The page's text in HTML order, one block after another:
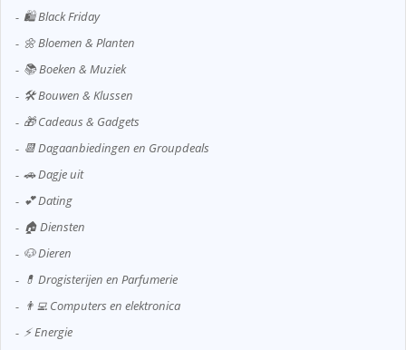
🛍️ Black Friday
🌼 Bloemen & Planten
📚 Boeken & Muziek
🛠️ Bouwen & Klussen
🎁 Cadeaus & Gadgets
📆 Dagaanbiedingen en Groupdeals
🚗 Dagje uit
💕 Dating
🏠 Diensten
🐶 Dieren
💊 Drogisterijen en Parfumerie
👨‍💻 Computers en elektronica
⚡ Energie